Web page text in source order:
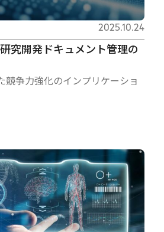
究開発ドキュメント管理の
競争力強化のインプリケーショ
2025.10.24